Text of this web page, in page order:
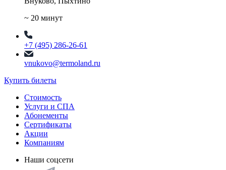
~ 20 минут
+7 (495) 286-26-61
vnukovo@termoland.ru
Купить билеты
Стоимость
Услуги и СПА
Абонементы
Сертификаты
Акции
Компаниям
Наши соцсети